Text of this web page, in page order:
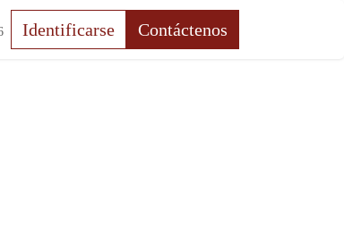
Identificarse Contáctenos